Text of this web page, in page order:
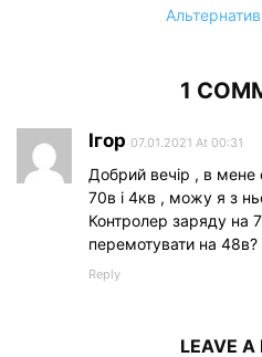
1
Ігор 07.01.2021 At 00:31
Добрий вечір , в мене
70в і 4кв , можу я з
Контролер заряду на
перемотувати на 48в?
Reply
LEAVE A